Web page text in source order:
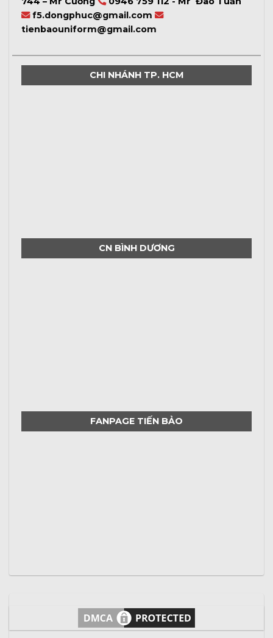
f5.dongphuc@gmail.com
tienbaouniform@gmail.com
CHI NHÁNH TP. HCM
CN BÌNH DƯƠNG
FANPAGE TIẾN BẢO